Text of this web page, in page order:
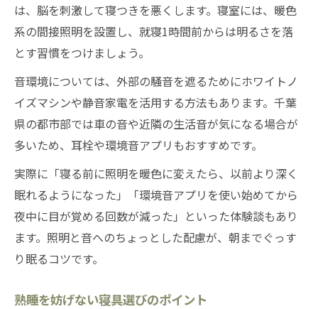
は、脳を刺激して寝つきを悪くします。寝室には、暖色
系の間接照明を設置し、就寝1時間前からは明るさを落
とす習慣をつけましょう。
音環境については、外部の騒音を遮るためにホワイトノ
イズマシンや静音家電を活用する方法もあります。千葉
県の都市部では車の音や近隣の生活音が気になる場合が
多いため、耳栓や環境音アプリもおすすめです。
実際に「寝る前に照明を暖色に変えたら、以前より深く
眠れるようになった」「環境音アプリを使い始めてから
夜中に目が覚める回数が減った」といった体験談もあり
ます。照明と音へのちょっとした配慮が、朝までぐっす
り眠るコツです。
熟睡を妨げない寝具選びのポイント